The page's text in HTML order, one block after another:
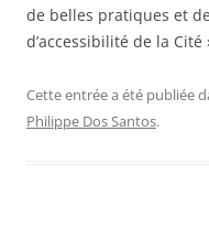
de belles pratiques et
d’accessibilité de la Cité
Cette entrée a été publiée
Philippe Dos Santos.